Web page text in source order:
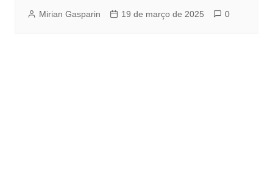
Mirian Gasparin 19 de março de 2025 0